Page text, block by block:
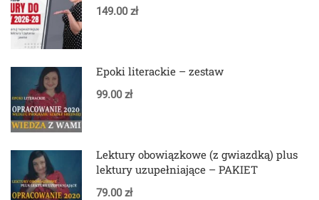
149.00 zł
Epoki literackie – zestaw
99.00 zł
Lektury obowiązkowe (z gwiazdką) plus
lektury uzupełniające – PAKIET
79.00 zł